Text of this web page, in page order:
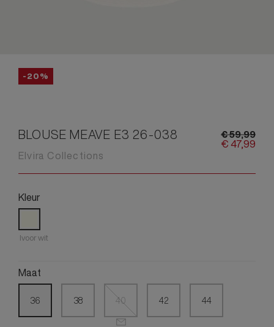
-20%
BLOUSE MEAVE E3 26-038
Elvira Collections
€59,99
€47,99
Kleur
Ivoor wit
Maat
36 38 40 42 44